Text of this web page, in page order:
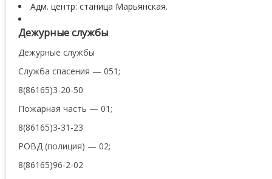
Адм. центр: станица Марьянская.
Дежурные службы
Дежурные службы
Служба спасения — 051;
8(86165)3-20-50
Пожарная часть — 01;
8(86165)3-31-23
РОВД (полиция) — 02;
8(86165)96-2-02